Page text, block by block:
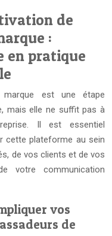
de
:
en pratique
est une étape
mais elle ne suffit pas à
Il est essentiel
cette plateforme au sein
de vos clients et de vos
votre communication
vos
de